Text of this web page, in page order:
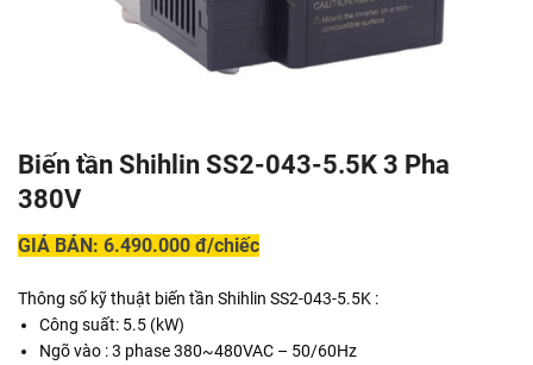
Biến tần Shihlin SS2-043-5.5K 3 Pha
380V
GIÁ BÁN: 6.490.000 đ/chiếc
Thông số kỹ thuật biến tần Shihlin SS2-043-5.5K :
Công suất: 5.5 (kW)
Ngõ vào : 3 phase 380~480VAC – 50/60Hz